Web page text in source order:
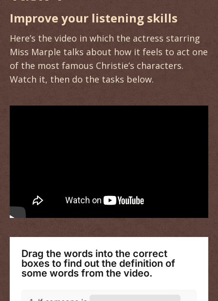
Improve your listening skills
Here’s the video in which the actress starring
Miss Marple talks about how it feels to act one
of the most famous Christie’s characters.
Watch it, then do the tasks below.